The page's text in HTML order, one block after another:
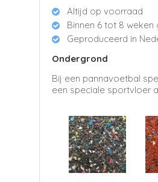
Altijd op voorraad
Binnen 6 tot 8
Geproduceerd in
Ondergrond
Bij een pannavoetbal
een speciale sportvloer